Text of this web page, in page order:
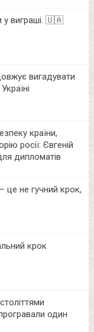
у виграші. 🇺🇦
вигадувати
країни,
росії: Євгеній
дипломатів
це не гучний крок,
крок
один